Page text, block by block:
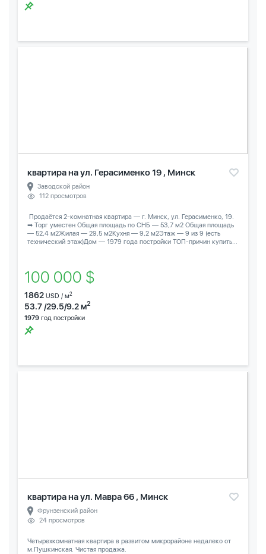
квартира на ул. Герасименко 19 , Минск
Заводской район
112 просмотров
️ Продаётся 2-комнатная квартира — г. Минск, ул. Герасименко, 19.
➡ Торг уместен Общая площадь по СНБ — 53,7 м2 Общая площадь
— 52,4 м2Жилая — 29,5 м2Кухня — 9,2 м2Этаж — 9 из 9 (есть
технический этаж)Дом — 1979 года постройки ТОП-причин купить...
100 000 $
1862 USD / м2
53.7 /29.5/9.2 м2
1979 год постройки
квартира на ул. Мавра 66 , Минск
Фрунзенский район
24 просмотров
Четырехкомнатная квартира в развитом микрорайоне недалеко от
м.Пушкинская. Чистая продажа.